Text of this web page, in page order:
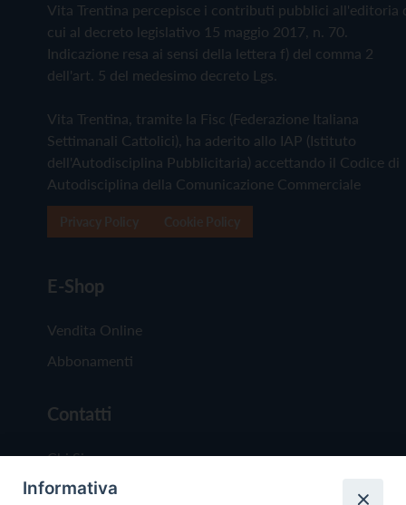
Vita Trentina percepisce i contributi pubblici all'editoria
cui al decreto legislativo 15 maggio 2017, n. 70.
Indicazione resa ai sensi della lettera f) del comma 2
dell'art. 5 del medesimo decreto Lgs.
Vita Trentina, tramite la Fisc (Federazione Italiana
Settimanali Cattolici), ha aderito allo IAP (Istituto
dell'Autodisciplina Pubblicitaria) accettando il Codice di
Autodisciplina della Comunicazione Commerciale
E-Shop
Vendita Online
Abbonamenti
Contatti
Chi Siamo
Redazione
Informativa